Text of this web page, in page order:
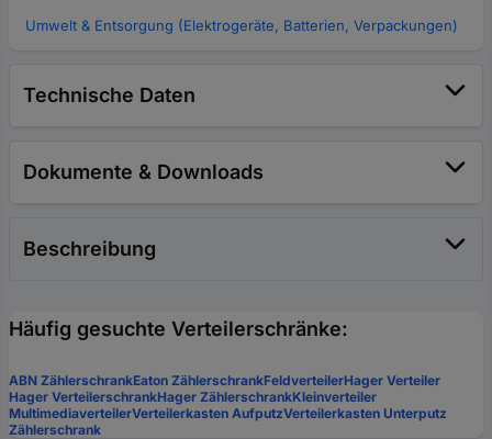
Umwelt & Entsorgung (Elektrogeräte, Batterien, Verpackungen)
Technische Daten
Dokumente & Downloads
Beschreibung
Häufig gesuchte Verteilerschränke:
ABN ZählerschrankEaton ZählerschrankFeldverteilerHager Verteiler
Hager VerteilerschrankHager ZählerschrankKleinverteiler
MultimediaverteilerVerteilerkasten AufputzVerteilerkasten Unterputz
Zählerschrank